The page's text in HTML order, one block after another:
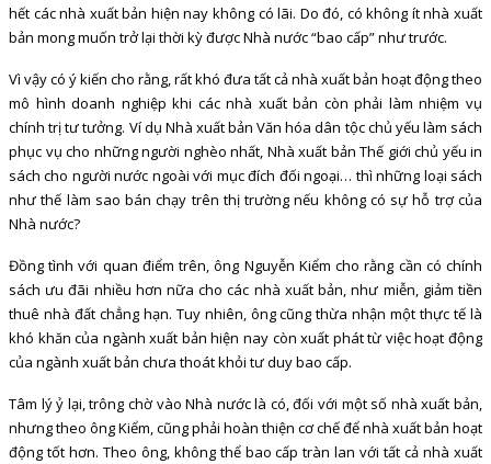
hết các nhà xuất bản hiện nay không có lãi. Do đó, có không ít nhà xuất
bản mong muốn trở lại thời kỳ được Nhà nước “bao cấp” như trước.
Vì vậy có ý kiến cho rằng, rất khó đưa tất cả nhà xuất bản hoạt động theo
mô hình doanh nghiệp khi các nhà xuất bản còn phải làm nhiệm vụ
chính trị tư tưởng. Ví dụ Nhà xuất bản Văn hóa dân tộc chủ yếu làm sách
phục vụ cho những người nghèo nhất, Nhà xuất bản Thế giới chủ yếu in
sách cho người nước ngoài với mục đích đối ngoại… thì những loại sách
như thế làm sao bán chạy trên thị trường nếu không có sự hỗ trợ của
Nhà nước?
Đồng tình với quan điểm trên, ông Nguyễn Kiểm cho rằng cần có chính
sách ưu đãi nhiều hơn nữa cho các nhà xuất bản, như miễn, giảm tiền
thuê nhà đất chẳng hạn. Tuy nhiên, ông cũng thừa nhận một thực tế là
khó khăn của ngành xuất bản hiện nay còn xuất phát từ việc hoạt động
của ngành xuất bản chưa thoát khỏi tư duy bao cấp.
Tâm lý ỷ lại, trông chờ vào Nhà nước là có, đối với một số nhà xuất bản,
nhưng theo ông Kiểm, cũng phải hoàn thiện cơ chế để nhà xuất bản hoạt
động tốt hơn. Theo ông, không thể bao cấp tràn lan với tất cả nhà xuất